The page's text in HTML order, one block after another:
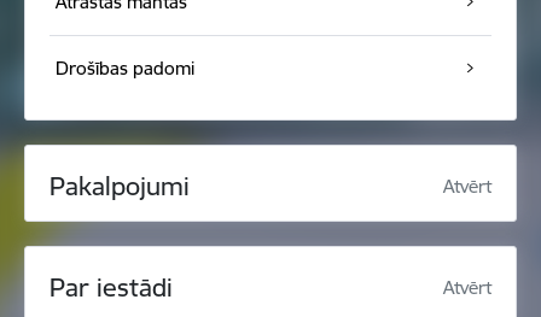
Drošības padomi
Pakalpojumi Atvērt
Par iestādi Atvērt